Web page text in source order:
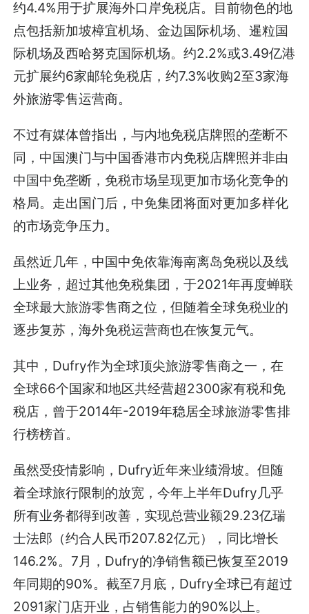
约4.4%用于扩展海外口岸免税店。目前物色的地
点包括新加坡樟宜机场、金边国际机场、暹粒国
际机场及西哈努克国际机场。约2.2%或3.49亿港
元扩展约6家邮轮免税店，约7.3%收购2至3家海
外旅游零售运营商。
不过有媒体曾指出，与内地免税店牌照的垄断不
同，中国澳门与中国香港市内免税店牌照并非由
中国中免垄断，免税市场呈现更加市场化竞争的
格局。走出国门后，中免集团将面对更加多样化
的市场竞争压力。
虽然近几年，中国中免依靠海南离岛免税以及线
上业务，超过其他免税集团，于2021年再度蝉联
全球最大旅游零售商之位，但随着全球免税业的
逐步复苏，海外免税运营商也在恢复元气。
其中，Dufry作为全球顶尖旅游零售商之一，在
全球66个国家和地区共经营超2300家有税和免
税店，曾于2014年-2019年稳居全球旅游零售排
行榜榜首。
虽然受疫情影响，Dufry近年来业绩滑坡。但随
着全球旅行限制的放宽，今年上半年Dufry几乎
所有业务都得到改善，实现总营业额29.23亿瑞
士法郎（约合人民币207.82亿元），同比增长
146.2%。7月，Dufry的净销售额已恢复至2019
年同期的90%。截至7月底，Dufry全球已有超过
2091家门店开业，占销售能力的90%以上。